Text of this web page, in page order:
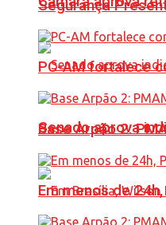
Senado aprova
Segurança
PC-AM fortalece
Base Arpão 2:
Em menos de